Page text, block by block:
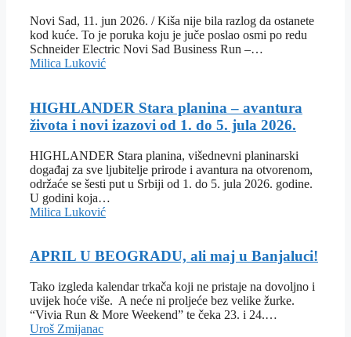
Novi Sad, 11. jun 2026. / Kiša nije bila razlog da ostanete
kod kuće. To je poruka koju je juče poslao osmi po redu
Schneider Electric Novi Sad Business Run –…
Milica Luković
HIGHLANDER Stara planina – avantura
života i novi izazovi od 1. do 5. jula 2026.
HIGHLANDER Stara planina, višednevni planinarski
događaj za sve ljubitelje prirode i avantura na otvorenom,
održaće se šesti put u Srbiji od 1. do 5. jula 2026. godine.
U godini koja…
Milica Luković
APRIL U BEOGRADU, ali maj u Banjaluci!
Tako izgleda kalendar trkača koji ne pristaje na dovoljno i
uvijek hoće više. A neće ni proljeće bez velike žurke.
“Vivia Run & More Weekend” te čeka 23. i 24.…
Uroš Zmijanac